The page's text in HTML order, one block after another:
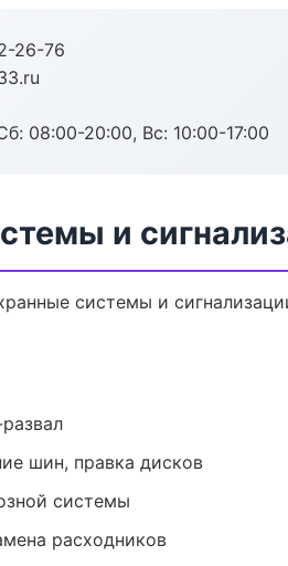
26-76
08:00-20:00, Вс: 10:00-17:00
и
системы и
шин, правка дисков
системы
расходников